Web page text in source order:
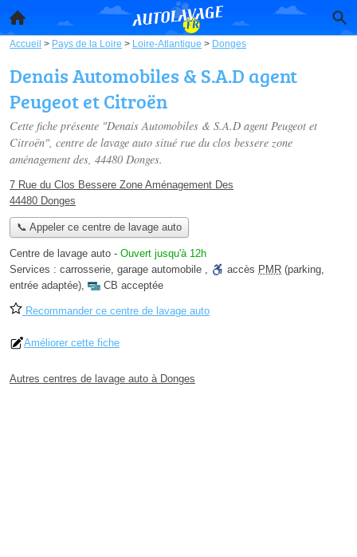
Accueil > Pays de la Loire > Loire-Atlantique > Donges
Denais Automobiles & S.A.D agent
Peugeot et Citroën
Cette fiche présente "Denais Automobiles & S.A.D agent Peugeot et
Citroën", centre de lavage auto situé rue du clos bessere zone
aménagement des, 44480 Donges.
7 Rue du Clos Bessere Zone Aménagement Des
44480 Donges
📞 Appeler ce centre de lavage auto
Centre de lavage auto - Ouvert jusqu'à 12h
Services : carrosserie, garage automobile , accès PMR (parking,
entrée adaptée), CB acceptée
Recommander ce centre de lavage auto
Améliorer cette fiche
Autres centres de lavage auto à Donges